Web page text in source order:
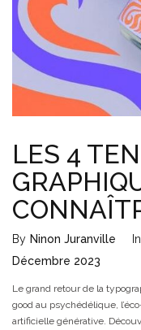
LES 4
By Ninon Juranville In
Décembre 2023
Le grand retour de la
good au psychédélique,
artificielle générative.